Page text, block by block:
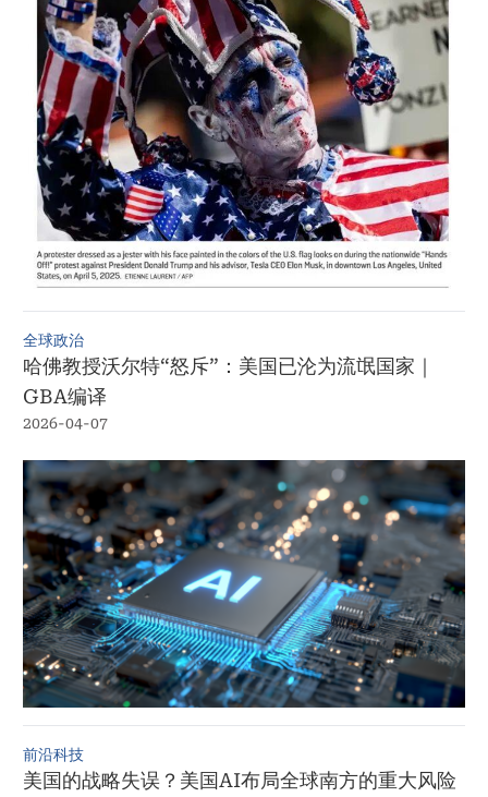
全球政治
哈佛教授沃尔特“怒斥”：美国已沦为流氓国家｜
GBA编译
2026-04-07
前沿科技
美国的战略失误？美国AI布局全球南方的重大风险